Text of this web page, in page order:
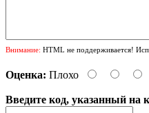
Внимание: HTML не поддерживается!
Оценка: Плохо
Введите код, указанный на